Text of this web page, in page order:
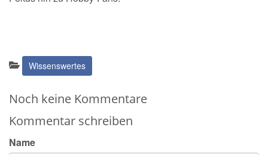
Kategorien:
Wissenswertes
Noch keine Kommentare
Kommentar schreiben
Name